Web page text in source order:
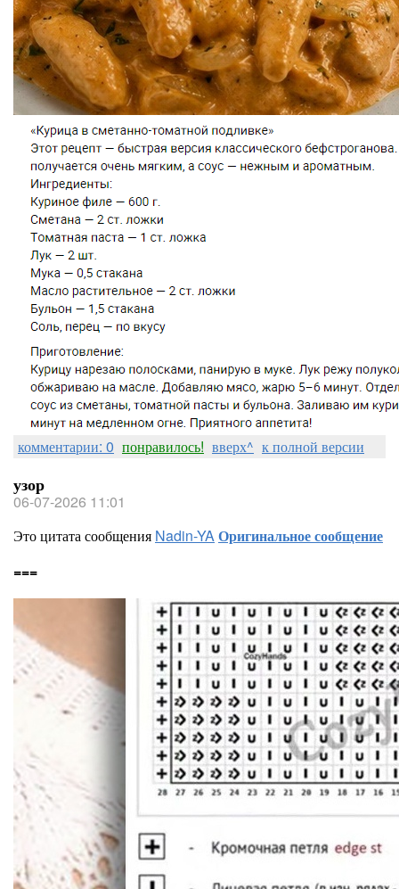
комментарии: 0 понравилось! вверх^ к полной версии
узор
06-07-2026 11:01
Это цитата сообщения Nadin-YAОригинальное сообщение
===